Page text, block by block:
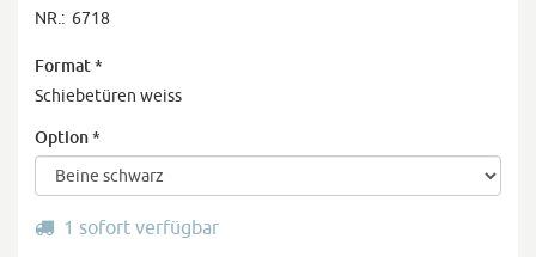
NR.: 6718
Format*
Schiebetüren weiss
Option*
1 sofort verfügbar